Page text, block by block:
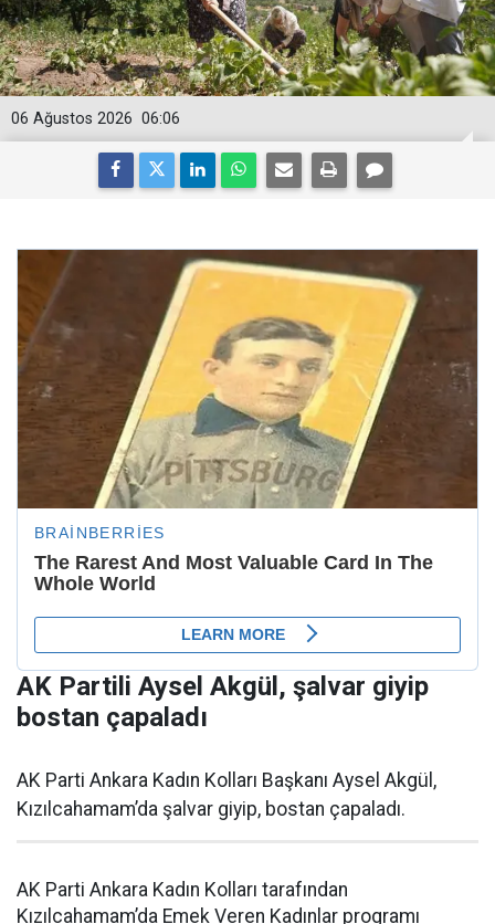
06:06
06 Ağustos 2026
AK Partili Aysel Akgül, şalvar giyip
bostan çapaladı
AK Parti Ankara Kadın Kolları Başkanı Aysel Akgül,
Kızılcahamam’da şalvar giyip, bostan çapaladı.
AK Parti Ankara Kadın Kolları tarafından
Kızılcahamam’da Emek Veren Kadınlar programı